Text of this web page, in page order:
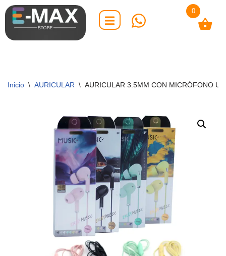
Saltar
al
Inicio \ AURICULAR \ AURICULAR 3.5MM CON MICRÓFONO
0